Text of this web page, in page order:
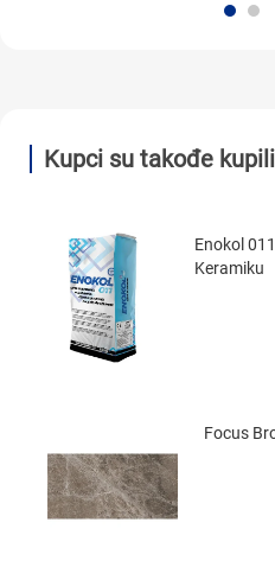
Kupci su takođe kupili
Enokol
Keramiku
Focus